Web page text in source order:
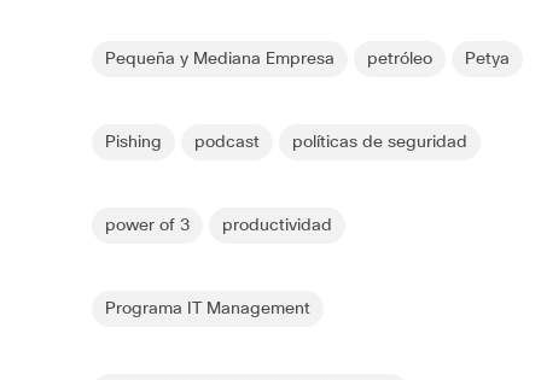
Pequeña y Mediana Empresa petróleo Petya
Pishing podcast políticas de seguridad
power of 3 productividad
Programa IT Management